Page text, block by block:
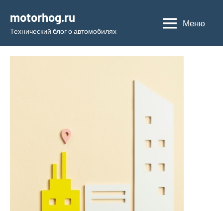
содержимому
motorhog.ru
Технический блог о автомобилях
Меню